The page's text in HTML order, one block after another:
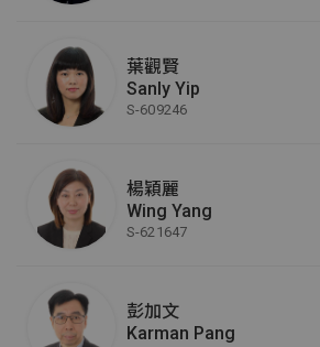
葉觀賢
Sanly Yip
S-609246
楊穎麗
Wing Yang
S-621647
彭加文
Karman Pang